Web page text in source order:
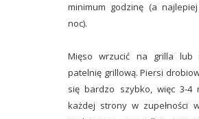
minimum godzinę (a
noc).
Mięso wrzucić na grilla lub
patelnię grillową. Piersi
się bardzo szybko, więc 3-4
każdej strony w zupełności